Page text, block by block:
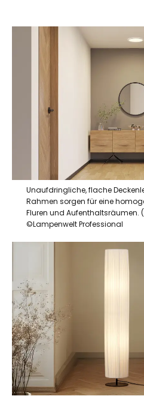
Unaufdringliche, flache
Rahmen sorgen für eine
Fluren und Aufenthaltsräumen.
©Lampenwelt Professional